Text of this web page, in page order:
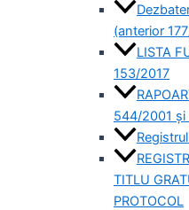
(anterior
LISTA
153/2017
544/2001
TITLU
PROTOCOL